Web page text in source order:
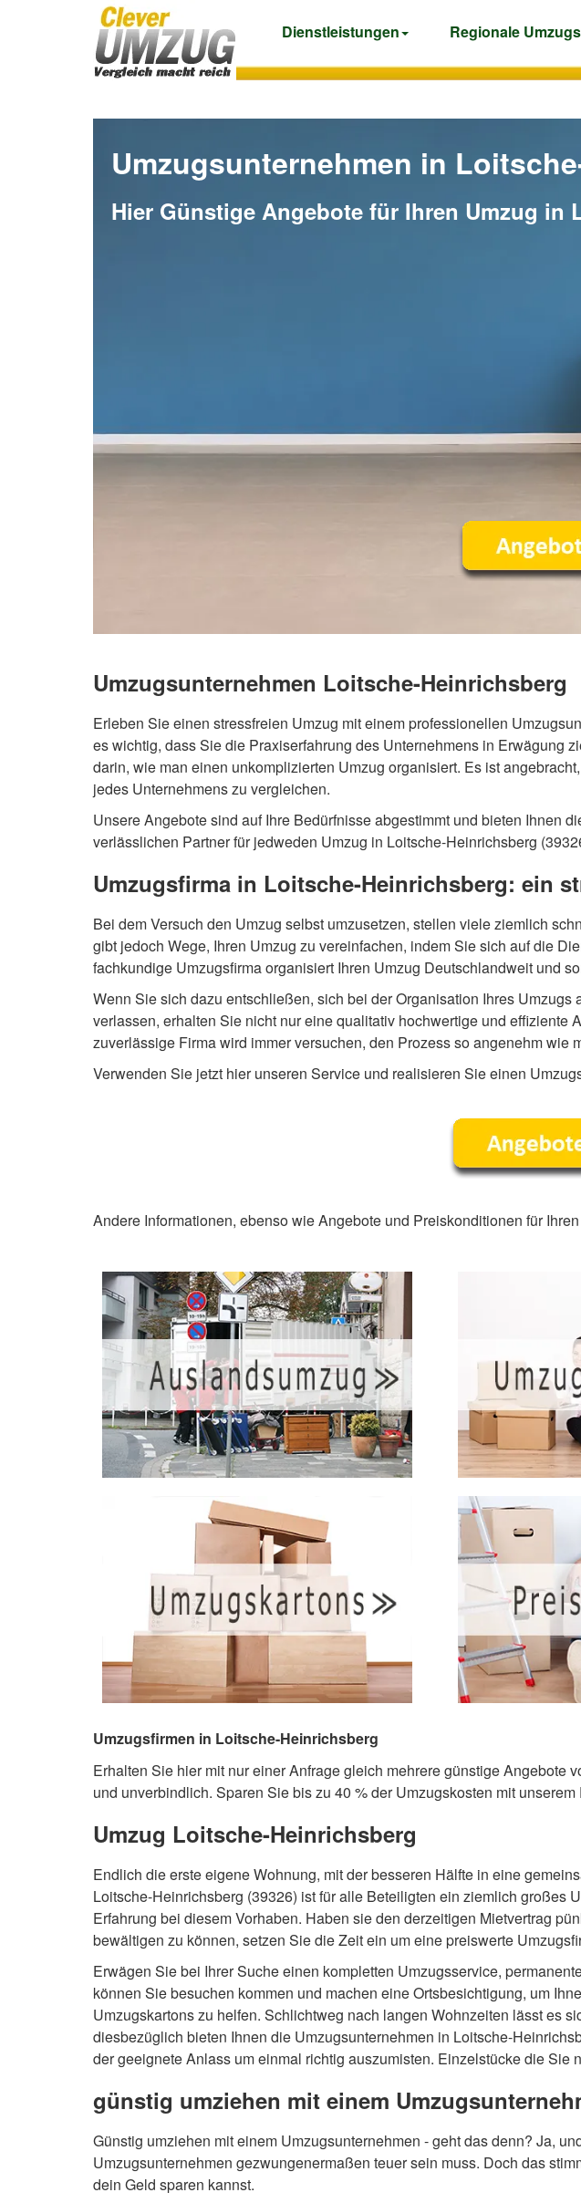
Dienstleistungen Regionale
Umzugsunternehmen in
Hier Günstige Angebote für Ihren Umzug in
Umzugsunternehmen Loitsche-Heinrichsberg
Erleben Sie einen stressfreien Umzug mit einem professionellen
es wichtig, dass Sie die Praxiserfahrung des Unternehmens in Erwägung
darin, wie man einen unkomplizierten Umzug organisiert. Es ist
jedes Unternehmens zu vergleichen.
Unsere Angebote sind auf Ihre Bedürfnisse abgestimmt und bieten Ihnen
verlässlichen Partner für jedweden Umzug in Loitsche-Heinrichsberg
Umzugsfirma in Loitsche-Heinrichsberg: ein
Bei dem Versuch den Umzug selbst umzusetzen, stellen viele ziemlich
gibt jedoch Wege, Ihren Umzug zu vereinfachen, indem Sie sich auf die
fachkundige Umzugsfirma organisiert Ihren Umzug Deutschlandweit und
Wenn Sie sich dazu entschließen, sich bei der Organisation Ihres
verlassen, erhalten Sie nicht nur eine qualitativ hochwertige und
zuverlässige Firma wird immer versuchen, den Prozess so angenehm wie
Verwenden Sie jetzt hier unseren Service und realisieren Sie einen
Andere Informationen, ebenso wie Angebote und Preiskonditionen für
Umzugsfirmen in Loitsche-Heinrichsberg
Erhalten Sie hier mit nur einer Anfrage gleich mehrere günstige
und unverbindlich. Sparen Sie bis zu 40 % der Umzugskosten mit
Umzug Loitsche-Heinrichsberg
Endlich die erste eigene Wohnung, mit der besseren Hälfte in eine
Loitsche-Heinrichsberg (39326) ist für alle Beteiligten ein ziemlich großes
Erfahrung bei diesem Vorhaben. Haben sie den derzeitigen Mietvertrag
bewältigen zu können, setzen Sie die Zeit ein um eine preiswerte
Erwägen Sie bei Ihrer Suche einen kompletten Umzugsservice,
können Sie besuchen kommen und machen eine Ortsbesichtigung, um
Umzugskartons zu helfen. Schlichtweg nach langen Wohnzeiten lässt es
diesbezüglich bieten Ihnen die Umzugsunternehmen in Loitsche-
der geeignete Anlass um einmal richtig auszumisten. Einzelstücke die Sie
günstig umziehen mit einem
Günstig umziehen mit einem Umzugsunternehmen - geht das denn? Ja,
Umzugsunternehmen gezwungenermaßen teuer sein muss. Doch das
dein Geld sparen kannst.